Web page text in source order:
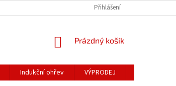
Přihlášení
NÁKUPNÍ
Prázdný košík
Indukční ohřev VÝPRODEJ